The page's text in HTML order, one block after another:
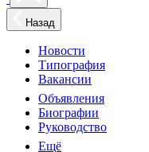
Назад
Новости
Типография
Вакансии
Объявления
Биографии
Руководство
Ещё